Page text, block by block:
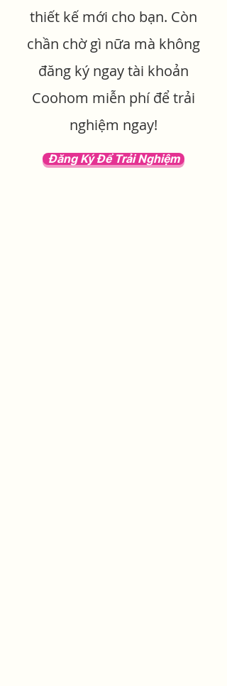
thiết kế mới cho bạn. Còn
chần chờ gì nữa mà không
đăng ký ngay tài khoản
Coohom miễn phí để trải
nghiệm ngay!
Đăng Ký Để Trải Nghiệm